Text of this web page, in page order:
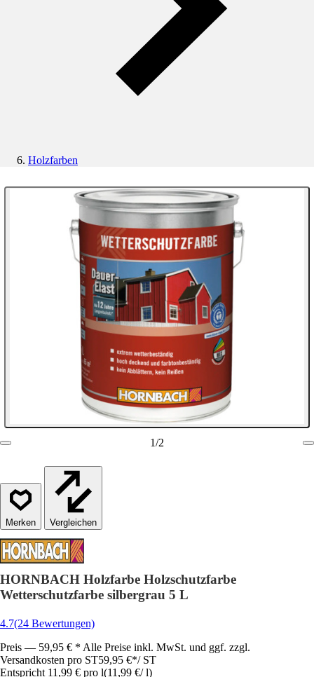
Holzfarben
1/2
Vergleichen
HORNBACH Holzfarbe Holzschutzfarbe
Wetterschutzfarbe silbergrau 5 L
4.7(24 Bewertungen)
Preis — 59,95 € * Alle Preise inkl. MwSt. und ggf. zzgl.
Versandkosten pro ST59,95 €*/ ST
Entspricht 11,99 € pro l(11,99 €/ l)